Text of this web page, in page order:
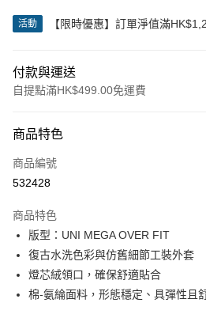
活動
【限時優惠】訂單淨值滿
付款與運送
自提點滿HK$499.00免運費
信用卡
Apple Pay
AlipayHK
WeChat Pay
送貨方式
商品特色
商品編號
532428
商品特色
版型：UNI MEGA OVER FIT
復古水洗色彩與仿舊細節工裝外套
燈芯絨領口，確保舒適貼合
棉-氨綸面料，形態穩定、具彈性且